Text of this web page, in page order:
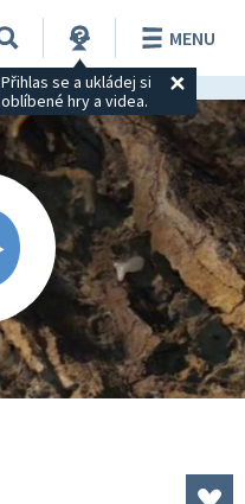
Přihlas se a ukládej si
oblíbené hry a videa.
MENU